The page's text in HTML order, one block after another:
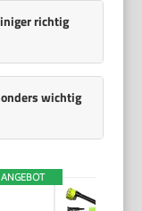
richtig
wichtig
ANGEBOT